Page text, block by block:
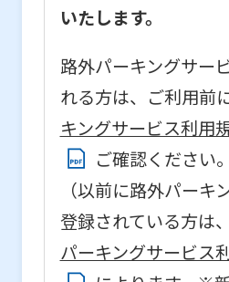
いたします。
路外パーキングサー
れる方は、ご利用前
キングサービス利用
ご確認ください。
（以前に路外パーキ
登録されている方は
パーキングサービス